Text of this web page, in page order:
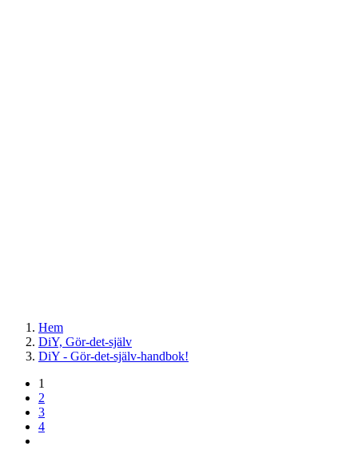
Hem
DiY, Gör-det-själv
DiY - Gör-det-själv-handbok!
1
2
3
4